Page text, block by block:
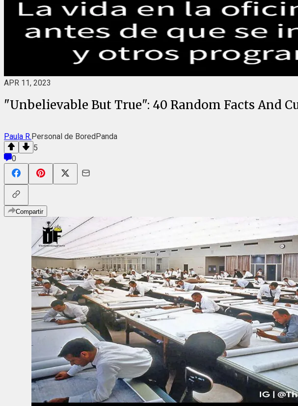
APR 11, 2023
"Unbelievable But True": 40 Random Facts And
Paula R.Personal de BoredPanda
5
0
Compartir